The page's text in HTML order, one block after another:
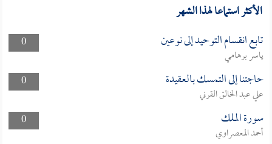
الأكثر استماعا لهذا الشهر
0 تابع انقسام التوحيد إلى نوعين
ياسر برهامي
0
حاجتنا إلى التمسك بالعقيدة
علي عبد الخالق القرني
0
سورة الملك
أحمد المعصراوي